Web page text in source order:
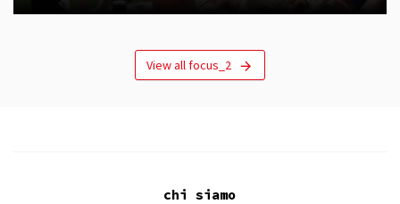
View all focus_2
chi siamo